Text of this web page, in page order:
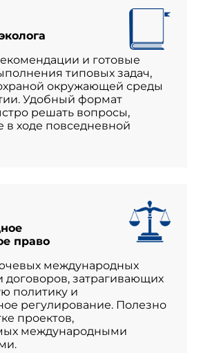
и готовые
типовых задач,
окружающей среды
Удобный формат
решать вопросы,
ходе повседневной
право
международных
договоров, затрагивающих
политику и
регулирование. Полезно
проектов,
международными